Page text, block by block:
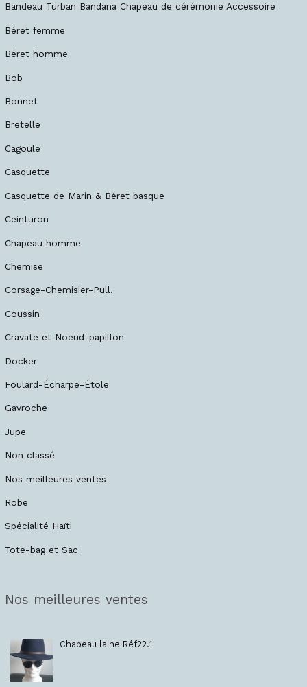
Bandeau Turban Bandana Chapeau de cérémonie Accessoire
Béret femme
Béret homme
Bob
Bonnet
Bretelle
Cagoule
Casquette
Casquette de Marin & Béret basque
Ceinturon
Chapeau homme
Chemise
Corsage-Chemisier-Pull.
Coussin
Cravate et Noeud-papillon
Docker
Foulard-Écharpe-Étole
Gavroche
Jupe
Non classé
Nos meilleures ventes
Robe
Spécialité Haïti
Tote-bag et Sac
Nos meilleures ventes
Chapeau laine Réf22.1